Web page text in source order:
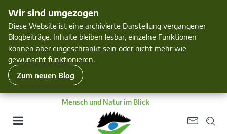
Wir sind umgezogen
Diese Website ist eine archivierte Darstellung vergangener
Blogbeiträge. Inhalte bleiben lesbar, einzelne Funktionen
können aber eingeschränkt sein oder nicht mehr wie
gewünscht funktionieren.
Zum neuen Blog
Mensch und Natur im Blick